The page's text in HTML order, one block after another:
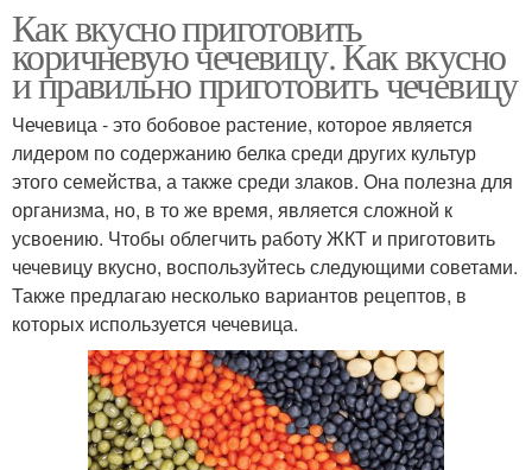
Как вкусно приготовить
коричневую чечевицу. Как вкусно
и правильно приготовить чечевицу
Чечевица - это бобовое растение, которое является
лидером по содержанию белка среди других культур
этого семейства, а также среди злаков. Она полезна для
организма, но, в то же время, является сложной к
усвоению. Чтобы облегчить работу ЖКТ и приготовить
чечевицу вкусно, воспользуйтесь следующими советами.
Также предлагаю несколько вариантов рецептов, в
которых используется чечевица.